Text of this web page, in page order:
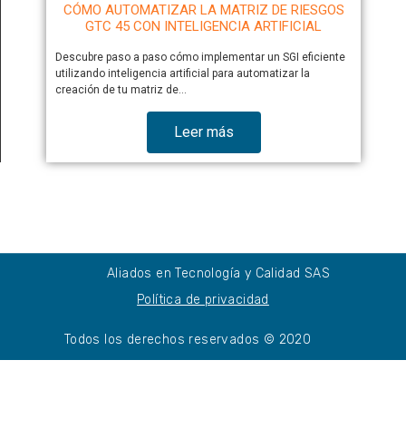
CÓMO AUTOMATIZAR LA MATRIZ DE RIESGOS
GTC 45 CON INTELIGENCIA ARTIFICIAL
Descubre paso a paso cómo implementar un SGI eficiente
utilizando inteligencia artificial para automatizar la
creación de tu matriz de…
Leer más
Aliados en Tecnología y Calidad SAS
Política de privacidad
Todos los derechos reservados © 2020